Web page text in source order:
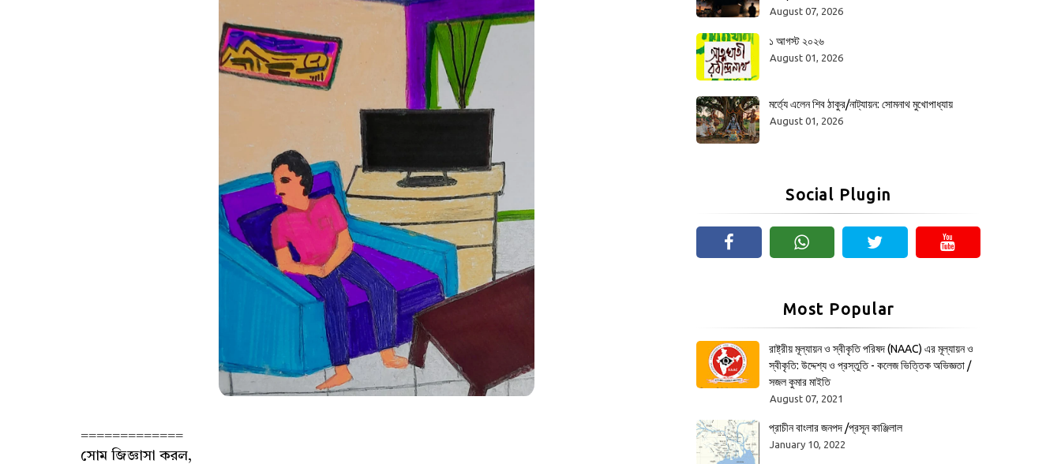
=============
সোম জিজ্ঞাসা করল,
August 07, 2026
১ আগস্ট ২০২৬
August 01, 2026
মর্ত্যে এলেন শিব ঠাকুর/নাট্যায়ন: সোমনাথ মুখোপাধ্যায়
August 01, 2026
Social Plugin
Most Popular
রাষ্ট্রীয় মূল্যায়ন ও স্বীকৃতি পরিষদ (NAAC) এর মূল্যায়ন ও
স্বীকৃতি: উদ্দেশ্য ও প্রস্তুতি - কলেজ ভিত্তিক অভিজ্ঞতা /
সজল কুমার মাইতি
August 07, 2021
প্রাচীন বাংলার জনপদ /প্রসূন কাঞ্জিলাল
January 10, 2022